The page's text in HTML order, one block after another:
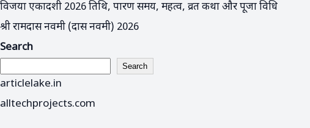
विजया एकादशी 2026 तिथि, पारण समय, महत्व, व्रत कथा और पूजा विधि
श्री रामदास नवमी (दास नवमी) 2026
Search
Search
articlelake.in
alltechprojects.com